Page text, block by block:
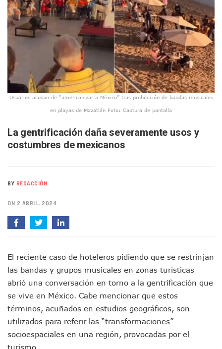
Washington Enfrenta Una Emergencia Ambiental Por
Avanza Plan Para Construir Estadio De Tritones Vallarta;
Nuevas Concesiones De Taxis En Puerto Vallarta, ¿para
Mueren Cuatro Personas Tras Explosión De Una Pipa En
Bruno Blancas Lleva El Mensaje De La Cuarta
Liberan 180 Crías De Iguana Verde En El Estero El Salado
Puerto Vallarta Participa En Los PriceAgencies Awards
Ofrecerán Asesoría Jurídica Gratuita En Puerto Vallarta
Juan Solís E Iris Torres Buscan Integrar La Planilla Del PAN
Realizan Operativo Preventivo En Seis Colonias Del
Arquitecto Luis Munguía Reconoce La Labor Del Personal
Voces Del Orgullo Distingue A Referentes De La
Partido Verde Conforma Su 12.º “Ejército Del Verde” En
Pancho López; En La Mira Del Comité Nacional Del PAN
Muere Manolo Solo, Actor De “El Laberinto Del Fauno”, A
Citan A Siete Integrantes De La Semar Por Investigación
IMSS Invierte 12.6 MDP En Remodelar Urgencias Del
En Abril 2027 Terminarán El Centro Regional De Autismo
Puerto Vallarta Fortalece Su Promoción En California Con
Accidente En Un RZR, Principal Hipótesis Por La Muerte
Este Viernes, Lemus Inaugurará El Sistema De
Morena Cierra Filas Por La Defensa Del Agua De Calidad
Usuarios acusan de “americanizar a México” tras prohibición de bandas musicales
en playas de Mazatlán Foto: Captura de pantalla
La gentrificación daña severamente usos y
costumbres de mexicanos
BY REDACCIÓN
ON 2 ABRIL, 2024
El reciente caso de hoteleros pidiendo que se restrinjan
las bandas y grupos musicales en zonas turísticas
abrió una conversación en torno a la gentrificación que
se vive en México. Cabe mencionar que estos
términos, acuñados en estudios geográficos, son
utilizados para referir las “transformaciones”
socioespaciales en una región, provocadas por el
turismo.